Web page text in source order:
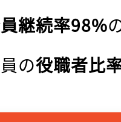
継続率98%
の役職者比